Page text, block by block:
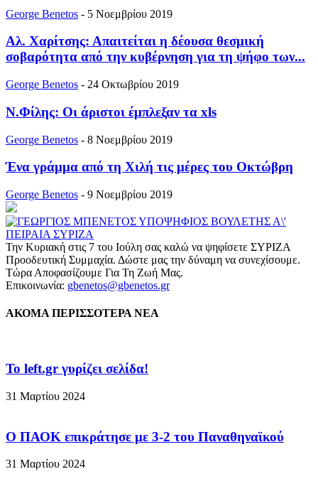
George Benetos - 5 Νοεμβρίου 2019
Αλ. Χαρίτσης: Απαιτείται η δέουσα θεσμική
σοβαρότητα από την κυβέρνηση για τη ψήφο των...
George Benetos - 24 Οκτωβρίου 2019
Ν.Φίλης: Οι άριστοι έμπλεξαν τα xls
George Benetos - 8 Νοεμβρίου 2019
Ένα γράμμα από τη Χιλή τις μέρες του Οκτώβρη
George Benetos - 9 Νοεμβρίου 2019
Την Κυριακή στις 7 του Ιούλη σας καλώ να ψηφίσετε ΣΥΡΙΖΑ
Προοδευτική Συμμαχία. Δώστε μας την δύναμη να συνεχίσουμε.
Τώρα Αποφασίζουμε Για Τη Ζωή Μας.
Επικοινωνία: gbenetos@gbenetos.gr
ΑΚΟΜΑ ΠΕΡΙΣΣΟΤΕΡΑ ΝΕΑ
To left.gr γυρίζει σελίδα!
31 Μαρτίου 2024
Ο ΠΑΟΚ επικράτησε με 3-2 του Παναθηναϊκού
31 Μαρτίου 2024